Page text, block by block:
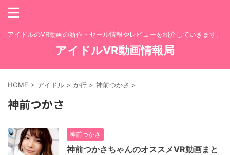
アイドルのVR動画の新作・セール情報やレビューを紹介していきます。
アイドルVR動画情報局
HOME > アイドル > か行 > 神前つかさ >
神前つかさ
神前つかさ
神前つかさちゃんのオススメVR動画まと